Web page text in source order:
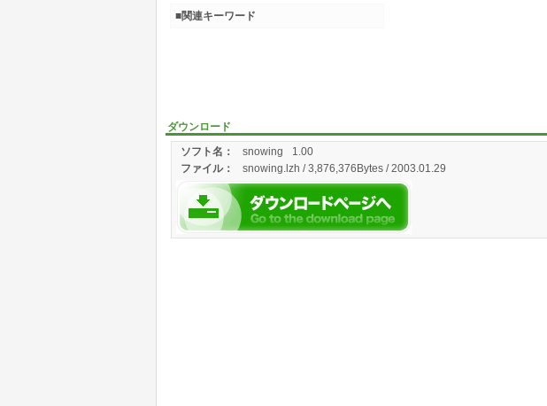
ダウンロード
ソフト名：
snowing 1.00
ファイル： snowing.lzh / 3,876,376Bytes / 2003.01.29
■関連キーワード